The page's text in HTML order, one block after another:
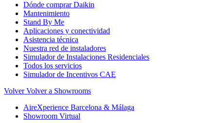
Dónde comprar Daikin
Mantenimiento
Stand By Me
Aplicaciones y conectividad
Asistencia técnica
Nuestra red de instaladores
Simulador de Instalaciones Residenciales
Todos los servicios
Simulador de Incentivos CAE
Volver Volver a Showrooms
AireXperience Barcelona & Málaga
Showroom Virtual